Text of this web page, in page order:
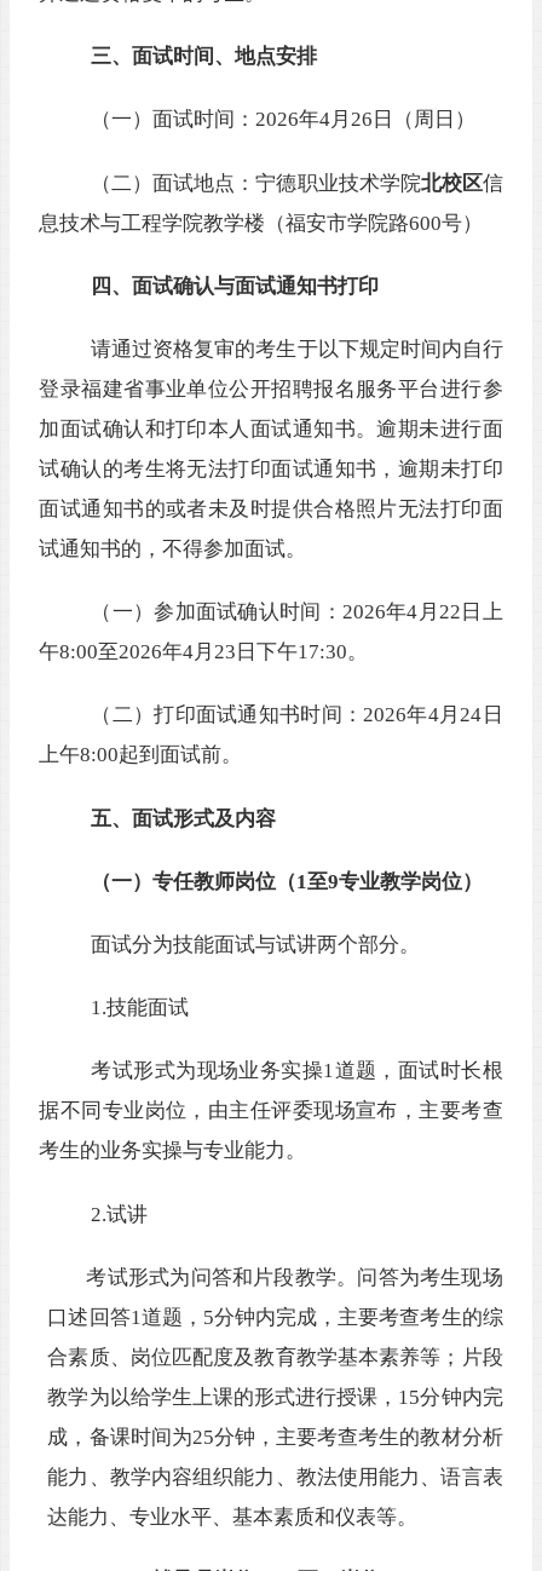
三、面试时间、地点安排
（一）面试时间：2026年4月26日（周日）
（二）面试地点：宁德职业技术学院北校区信
息技术与工程学院教学楼（福安市学院路600号）
四、面试确认与面试通知书打印
请通过资格复审的考生于以下规定时间内自行
登录福建省事业单位公开招聘报名服务平台进行参
加面试确认和打印本人 面试通知书。逾期未进行面
试确认的考生将无法打印面试通知书，逾期未打印
面试通知书的或者未及时提供合格照片无法打印面
试通知书的，不得参加面试。
（一）参加面试确认时间： 2026年4月22日上
午8:00至2026年4月23日下午17:30。
（二）打印面试通知书时间：2026年4月24日
上午8:00起到面试前。
五、面试形式及内容
（一）专任教师岗位（1至9专业教学岗位）
面试分为技能面试与试讲两个部分。
1.技能面试
考试形式为现场业务实操1道题 ，面试时长根
据不同专业岗位，由主任评委现场宣布， 主要考查
考生的业务实操与专业能力。
2.试讲
考试形式为问答和片段教学。问答为考生现场
口述回答1道题 ， 5分钟内完成， 主要考查考生的综
合素质、岗位匹配度及教育教学基本素养等 ；片段
教学为以给学生上课的形式进行授课 ， 15分钟内完
成，备课时间为25分钟 ，主要考查考生的教材分析
能力、教学内容组织能力、教法使用能力、语言表
达能力、专业水平、基本素质和仪表等。